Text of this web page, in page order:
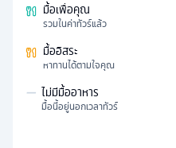
มื้อเพื่อคุณ
รวมในค่าทัวร์แล้ว
มื้ออิสระ
หาทานได้ตามใจคุณ
— ไม่มีมื้ออาหาร
มื้อนี้อยู่นอกเวลาทัวร์